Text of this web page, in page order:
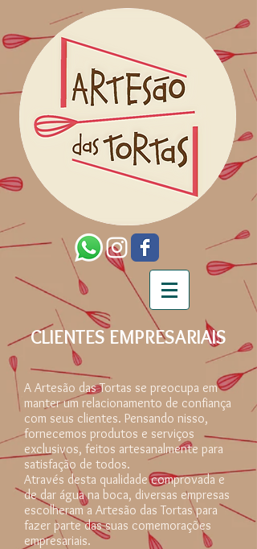
CLIENTES EMPRESARIAIS
A Artesão das Tortas se preocupa em
manter um relacionamento de confiança
com seus clientes. Pensando nisso,
fornecemos produtos e serviços
exclusivos, feitos artesanalmente para
satisfação de todos.
Através desta qualidade comprovada e
de dar água na boca, diversas empresas
escolheram a Artesão das Tortas para
fazer parte das suas comemorações
empresariais.